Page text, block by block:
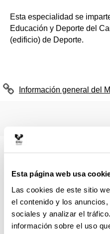
Esta página web usa
Las cookies de este sitio
el contenido y los
sociales y analizar el
información sobre el uso
Esta especialidad se
Educación y Deporte del
(edificio) de Deporte.
Información general del
Presencial
IDIOMA
Euskera
CRÉDITOS